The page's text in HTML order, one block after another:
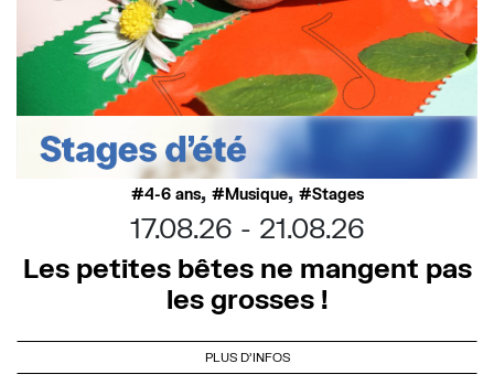
4-6 ans, Musique, Stages
17.08.26
21.08.26
Les petites bêtes ne mangent pas
les grosses !
PLUS D'INFOS